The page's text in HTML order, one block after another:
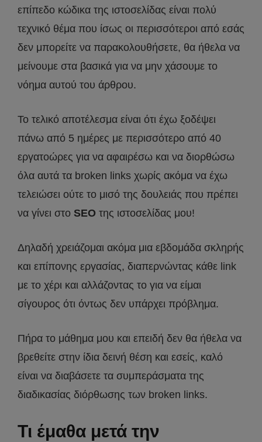
επίπεδο κώδικα της ιστοσελίδας είναι πολύ
τεχνικό θέμα που ίσως οι περισσότεροι από εσάς
δεν μπορείτε να παρακολουθήσετε, θα ήθελα να
μείνουμε στα βασικά για να μην χάσουμε το
νόημα αυτού του άρθρου.
Το τελικό αποτέλεσμα είναι ότι έχω ξοδέψει
πάνω από 5 ημέρες με περισσότερο από 40
εργατοώρες για να αφαιρέσω και να διορθώσω
όλα αυτά τα broken links χωρίς ακόμα να έχω
τελειώσει ούτε το μισό της δουλειάς που πρέπει
να γίνει στο SEO της ιστοσελίδας μου!
Δηλαδή χρειάζομαι ακόμα μια εβδομάδα σκληρής
και επίπονης εργασίας, διαπερνώντας κάθε link
με το χέρι και αλλάζοντας το για να είμαι
σίγουρος ότι όντως δεν υπάρχει πρόβλημα.
Πήρα το μάθημα μου και επειδή δεν θα ήθελα να
βρεθείτε στην ίδια δεινή θέση και εσείς, καλό
είναι να διαβάσετε τα συμπεράσματα της
διαδικασίας διόρθωσης των broken links.
Τι έμαθα μετά την